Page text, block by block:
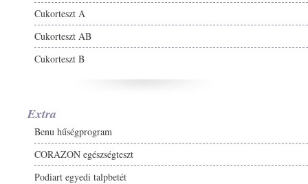
Cukorteszt A
Cukorteszt AB
Cukorteszt B
Extra
Benu hűségprogram
CORAZON egészségteszt
Podiart egyedi talpbetét